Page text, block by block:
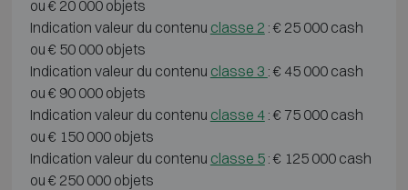
ou € 20 000 objets
Indication valeur du contenu classe 2 : € 25 000 cash
ou € 50 000 objets
Indication valeur du contenu classe 3 : € 45 000 cash
ou € 90 000 objets
Indication valeur du contenu classe 4: € 75 000 cash
ou € 150 000 objets
Indication valeur du contenu classe 5: € 125 000 cash
ou € 250 000 objets